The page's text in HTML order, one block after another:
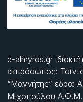
e-almyros.gr
εκπρόσωπος:
“Μαγνήτης” έδρα:
Μιχοπούλου